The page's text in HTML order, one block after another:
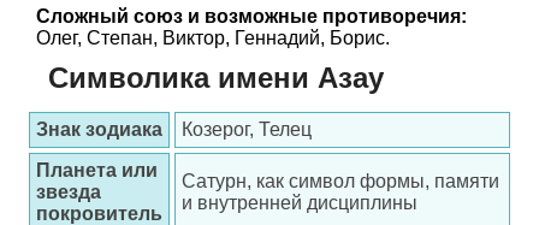
Сложный союз и возможные противоречия:
Олег, Степан, Виктор, Геннадий, Борис.
Символика имени Азау
Знак зодиака
Козерог, Телец
Планета или
звезда
покровитель
Сатурн, как символ формы, памяти
и внутренней дисциплины